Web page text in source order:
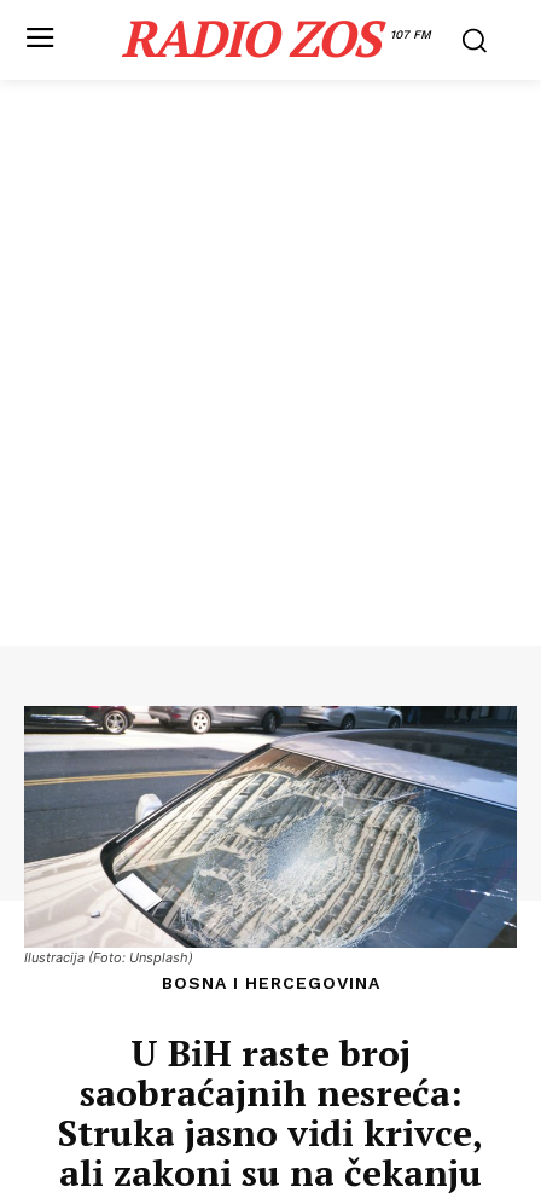
RADIO ZOS 107 FM
Ilustracija (Foto: Unsplash)
BOSNA I HERCEGOVINA
U BiH raste broj
saobraćajnih nesreća:
Struka jasno vidi krivce,
ali zakoni su na čekanju